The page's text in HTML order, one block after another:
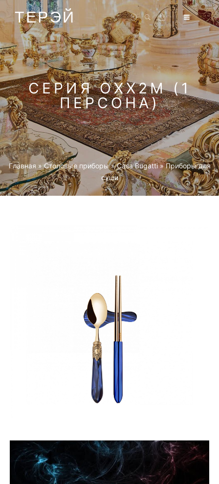
ТЕРЭЙ
СЕРИЯ OXX2M (1
ПЕРСОНА)
Главная »Столовые приборы »Casa Bugatti »Приборы для
суши